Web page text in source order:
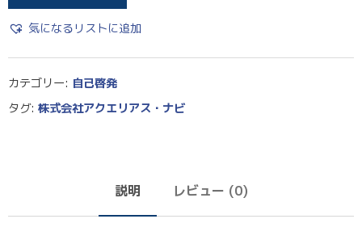
気になるリストに追加
カテゴリー: 自己啓発
タグ: 株式会社アクエリアス・ナビ
説明 レビュー (0)